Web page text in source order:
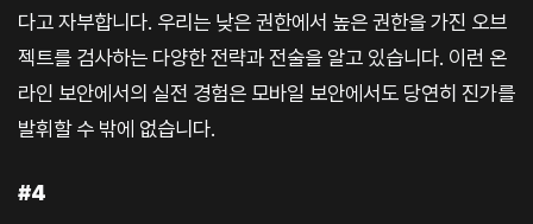
다고 자부합니다. 우리는 낮은 권한에서 높은 권한을 가진 오브
젝트를 검사하는 다양한 전략과 전술을 알고 있습니다. 이런 온
라인 보안에서의 실전 경험은 모바일 보안에서도 당연히 진가를
발휘할 수 밖에 없습니다.
#4